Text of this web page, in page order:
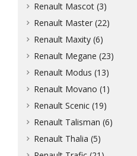
Renault Mascot (3)
Renault Master (22)
Renault Maxity (6)
Renault Megane (23)
Renault Modus (13)
Renault Movano (1)
Renault Scenic (19)
Renault Talisman (6)
Renault Thalia (5)